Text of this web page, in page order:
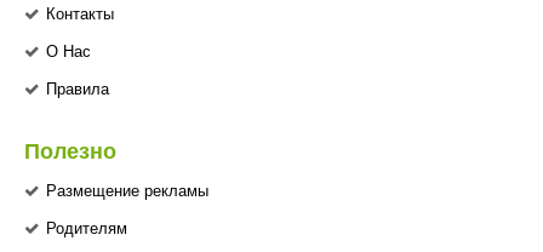
Контакты
О Нас
Правила
Полезно
Размещение рекламы
Родителям